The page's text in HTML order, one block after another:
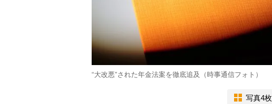
“大改悪”された年金法案を徹底追及（時事通信フォト）
写真4枚